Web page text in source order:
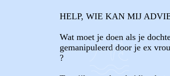
HELP, WIE KAN MIJ
Wat moet je doen als je
gemanipuleerd door je ex
?